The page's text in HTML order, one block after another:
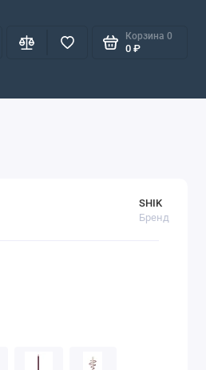
Корзина 0
0 ₽
SHIK
Бренд